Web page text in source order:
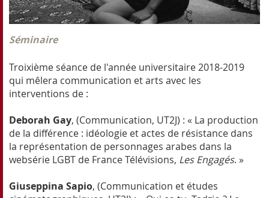
Séminaire
Troixième séance de l'année universitaire 2018-2019
qui mêlera communication et arts avec les
interventions de :
Deborah Gay, (Communication, UT2J) : « La production
de la différence : idéologie et actes de résistance dans
la représentation de personnages arabes dans la
websérie LGBT de France Télévisions, Les Engagés. »
Giuseppina Sapio, (Communication et études